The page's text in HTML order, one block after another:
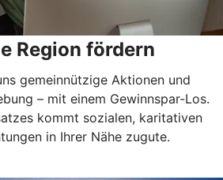
Region fördern
gemeinnützige Aktionen und
– mit einem Gewinnspar-Los.
kommt sozialen, karitativen
in Ihrer Nähe zugute.